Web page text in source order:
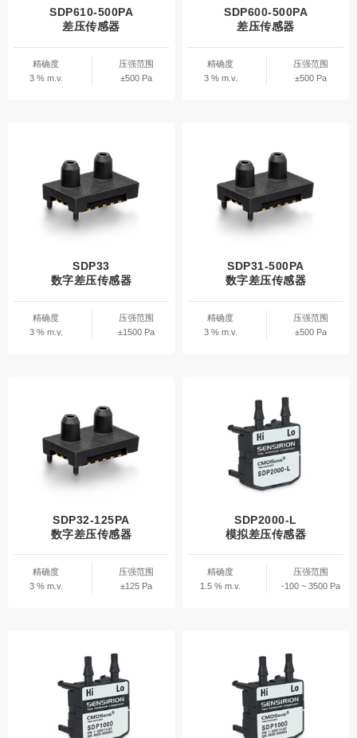
SDP610-500PA
差压传感器
精确度
3 % m.v.
压强范围
±500 Pa
SDP600-500PA
差压传感器
精确度
3 % m.v.
压强范围
±500 Pa
SDP33
数字差压传感器
精确度
3 % m.v.
压强范围
±1500 Pa
SDP31-500PA
数字差压传感器
精确度
3 % m.v.
压强范围
±500 Pa
SDP32-125PA
数字差压传感器
精确度
3 % m.v.
压强范围
±125 Pa
SDP2000-L
模拟差压传感器
精确度
1.5 % m.v.
压强范围
-100 ~ 3500 Pa